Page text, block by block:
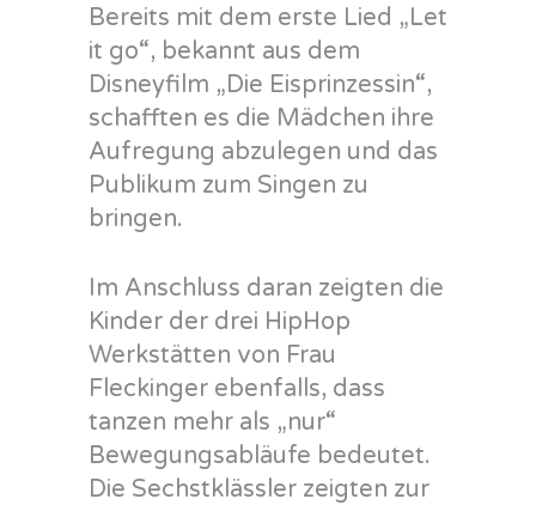
Bereits mit dem erste Lied „Let
it go“, bekannt aus dem
Disneyfilm „Die Eisprinzessin“,
schafften es die Mädchen ihre
Aufregung abzulegen und das
Publikum zum Singen zu
bringen.
Im Anschluss daran zeigten die
Kinder der drei HipHop
Werkstätten von Frau
Fleckinger ebenfalls, dass
tanzen mehr als „nur“
Bewegungsabläufe bedeutet.
Die Sechstklässler zeigten zur